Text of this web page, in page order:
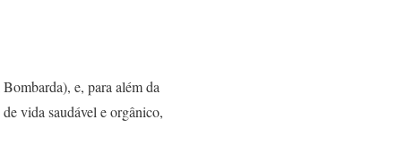
e, para além da
vida saudável e orgânico,